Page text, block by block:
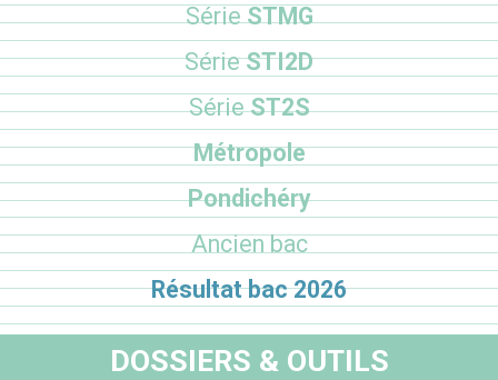
SérieSTMG
SérieSTI2D
SérieST2S
Métropole
Pondichéry
Ancien bac
Résultat bac 2026
DOSSIERS & OUTILS